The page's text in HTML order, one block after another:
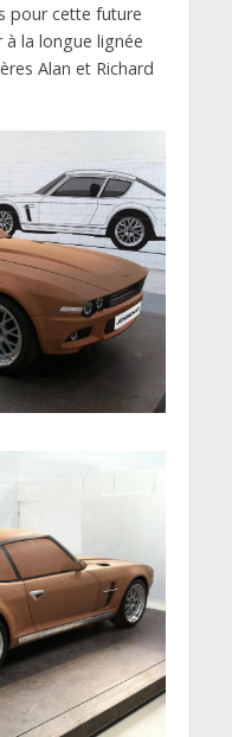
pour cette future
à la longue lignée
Alan et Richard